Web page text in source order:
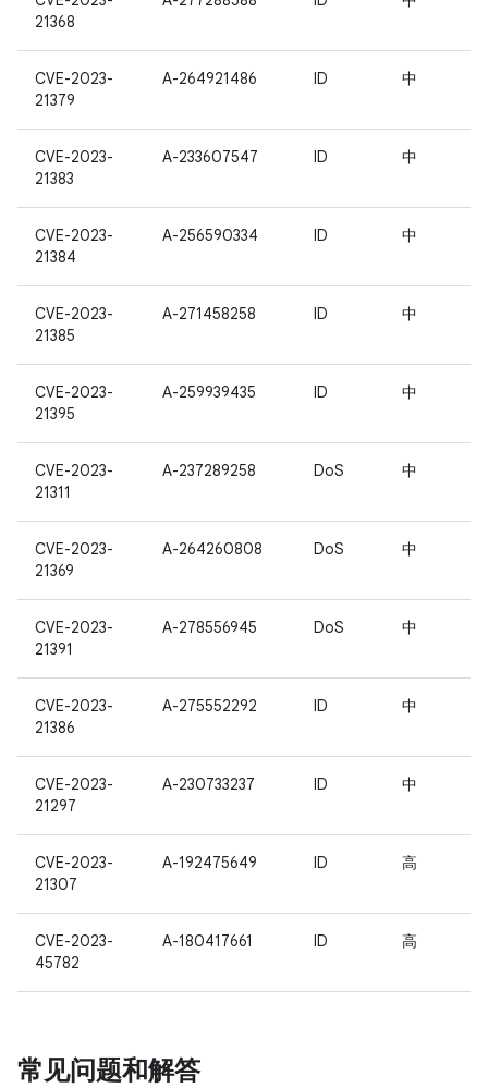
21368
CVE-2023-
21379
A-264921486 ID 中
CVE-2023-
21383
A-233607547 ID 中
CVE-2023-
21384
A-256590334 ID 中
CVE-2023-
21385
A-271458258 ID 中
CVE-2023-
21395
A-259939435 ID 中
CVE-2023-
21311
A-237289258 DoS 中
CVE-2023-
21369
A-264260808 DoS 中
CVE-2023-
21391
A-278556945 DoS 中
CVE-2023-
21386
A-275552292 ID 中
CVE-2023-
21297
A-230733237 ID 中
CVE-2023-
21307
A-192475649 ID 高
CVE-2023-
45782
A-180417661 ID 高
常见问题和解答